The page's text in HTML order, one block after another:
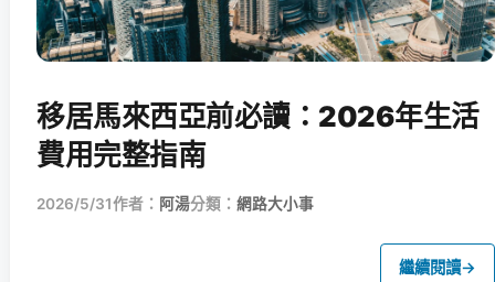
移居馬來西亞前必讀：2026年生活
費用完整指南
2026/5/31作者： 阿湯分類： 網路大小事
繼續閱讀→